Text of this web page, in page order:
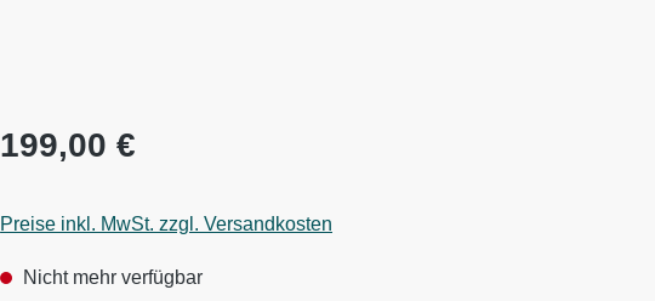
Regulärer Preis:
199,00 €
Preise inkl. MwSt. zzgl. Versandkosten
Nicht mehr verfügbar